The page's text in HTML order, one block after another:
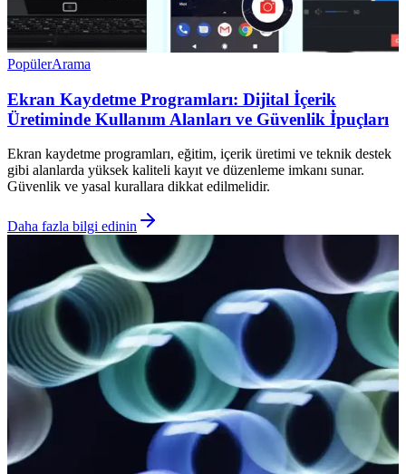
PopülerArama
Ekran Kaydetme Programları: Dijital İçerik
Üretiminde Kullanım Alanları ve Güvenlik İpuçları
Ekran kaydetme programları, eğitim, içerik üretimi ve teknik destek
gibi alanlarda yüksek kaliteli kayıt ve düzenleme imkanı sunar.
Güvenlik ve yasal kurallara dikkat edilmelidir.
Daha fazla bilgi edinin